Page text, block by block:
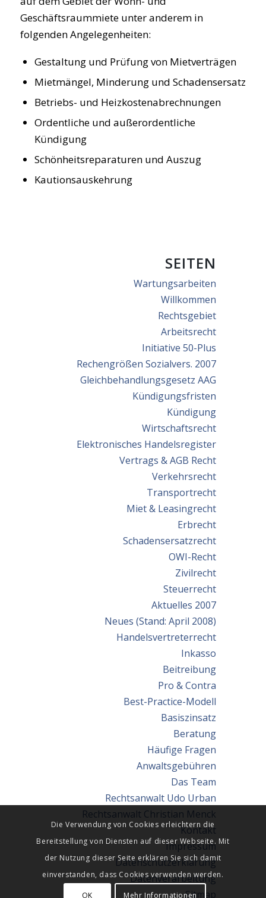
Geschäftsraummiete unter anderem in
folgenden Angelegenheiten:
Gestaltung und Prüfung von Mietverträgen
Mietmängel, Minderung und Schadensersatz
Betriebs- und Heizkostenabrechnungen
Ordentliche und außerordentliche
Kündigung
Schönheitsreparaturen und Auszug
Kautionsauskehrung
SEITEN
Wartungsarbeiten
Willkommen
Rechtsgebiet
Arbeitsrecht
Initiative 50-Plus
Rechengrößen Sozialvers. 2007
Gleichbehandlungsgesetz AAG
Kündigungsfristen
Kündigung
Wirtschaftsrecht
Elektronisches Handelsregister
Vertrags & AGB Recht
Verkehrsrecht
Transportrecht
Miet & Leasingrecht
Erbrecht
Schadensersatzrecht
OWI-Recht
Zivilrecht
Steuerrecht
Aktuelles 2007
Neues (Stand: April 2008)
Handelsvertreterrecht
Inkasso
Beitreibung
Pro & Contra
Best-Practice-Modell
Basiszinsatz
Beratung
Häufige Fragen
Anwaltsgebühren
Das Team
Rechtsanwalt Udo Urban
Rechtsanwalt Christian Menck
Kontakt
Impressum
Datenschutzerklärung
Datenverarbeitung
Sitmap
Die Verwendung von Cookies erleichtern die
Bereitstellung von Diensten auf dieser Webseite. Mit
der Nutzung dieser Seite erklären Sie sich damit
einverstanden, dass Cookies verwenden werden.
OK Mehr Informationen